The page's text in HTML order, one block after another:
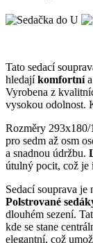
Tato sedací
hledajíkomfortnía
Vyrobena z
vysokou odolnost.
Rozměry 293x180/
pro sedm až osm
a snadnou údržbu.
útulný pocit, což je
Sedací souprava je
Polstrované
dlouhém sezení.
kde se stane
elegantní, což